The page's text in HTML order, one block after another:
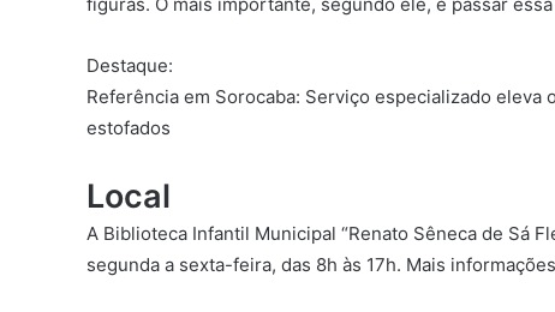
Destaque:
Referência em Sorocaba: Serviço especializado
estofados
Local
A Biblioteca Infantil Municipal “Renato Sêneca de Sá
segunda a sexta-feira, das 8h às 17h. Mais